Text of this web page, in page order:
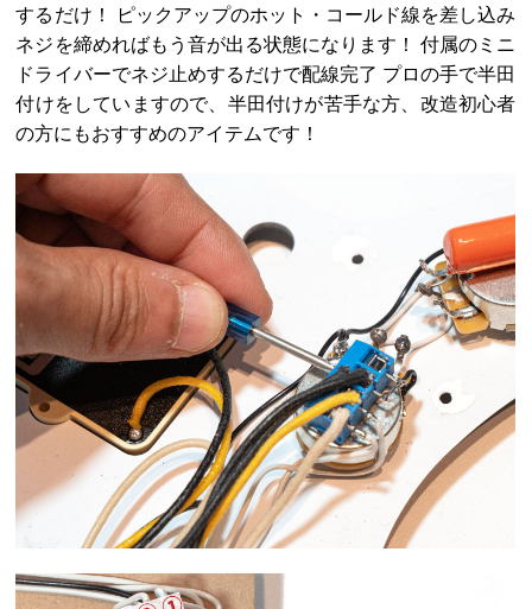
するだけ！ ピックアップのホット・コールド線を差し込み
ネジを締めればもう音が出る状態になります！ 付属のミニ
ドライバーでネジ止めするだけで配線完了 プロの手で半田
付けをしていますので、半田付けが苦手な方、改造初心者
の方にもおすすめのアイテムです！